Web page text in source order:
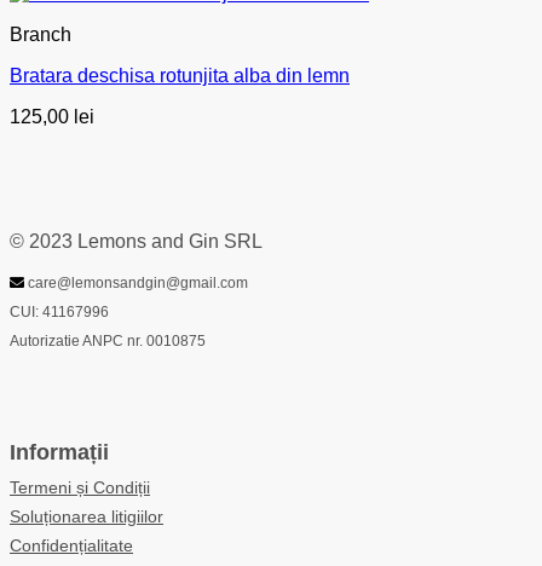
Branch
Bratara deschisa rotunjita alba din lemn
125,00 lei
© 2023 Lemons and Gin SRL
care@lemonsandgin@gmail.com
CUI: 41167996
Autorizatie ANPC nr. 0010875
Informații
Termeni și Condiții
Soluționarea litigiilor
Confidențialitate